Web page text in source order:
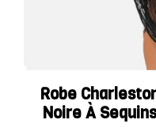
Robe
Noire À